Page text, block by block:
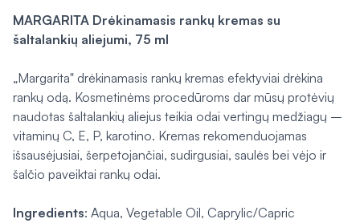
MARGARITA Drėkinamasis rankų kremas su
šaltalankių aliejumi, 75 ml
„Margarita" drėkinamasis rankų kremas efektyviai drėkina
rankų odą. Kosmetinėms procedūroms dar mūsų protėvių
naudotas šaltalankių aliejus teikia odai vertingų medžiagų –
vitaminų C, E, P, karotino. Kremas rekomenduojamas
išsausėjusiai, šerpetojančiai, sudirgusiai, saulės bei vėjo ir
šalčio paveiktai rankų odai.
Ingredients: Aqua, Vegetable Oil, Caprylic/Capric